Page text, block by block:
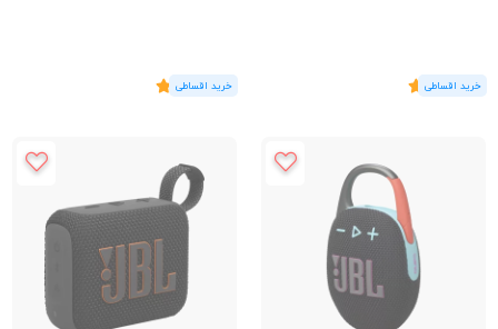
(1رای)
5
(2 رای)
5